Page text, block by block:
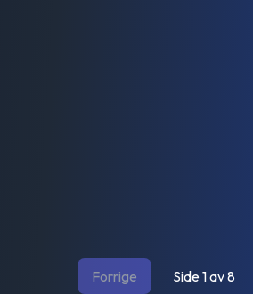
Forrige Side1av8